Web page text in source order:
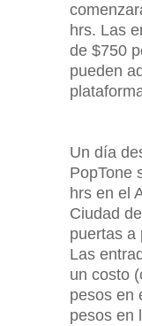
hrs. Las
de $750
pueden
Un día
PopTone
hrs en el
Ciudad
puertas a
Las
un costo
pesos en
pesos en